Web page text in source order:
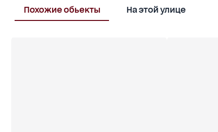
Похожие обьекты На этой улице